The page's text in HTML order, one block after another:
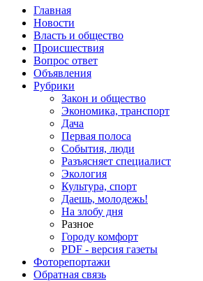
Главная
Новости
Власть и общество
Происшествия
Вопрос ответ
Объявления
Рубрики
Закон и общество
Экономика, транспорт
Дача
Первая полоса
События, люди
Разъясняет специалист
Экология
Культура, спорт
Даешь, молодежь!
На злобу дня
Разное
Городу комфорт
PDF - версия газеты
Фоторепортажи
Обратная связь